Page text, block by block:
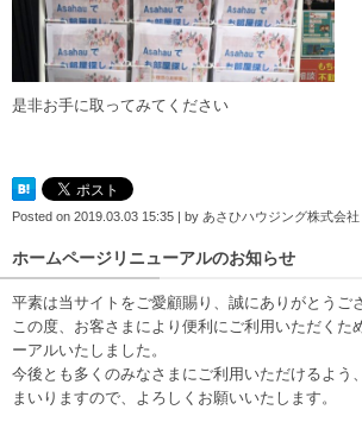
是非お手に取ってみてください
Posted on 2019.03.03 15:35 | by あさひハウジング株式会社
ホームページリニューアルのお知らせ
平素は当サイトをご愛顧賜り、誠にありがとうご
この度、お客さまにより便利にご利用いただくた
ーアルいたしました。
今後とも多くのみなさまにご利用いただけるよう
まいりますので、よろしくお願いいたします。